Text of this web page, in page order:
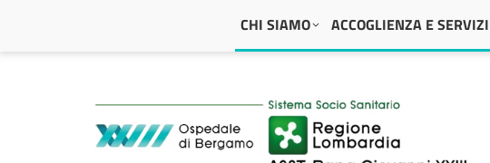
Navigazione principaleCHI SIAMO ACCOGLIENZA E SERVIZI
ASST Papa Giovanni XXIII